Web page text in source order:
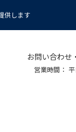
供します
お問い合わせ
営業時間：